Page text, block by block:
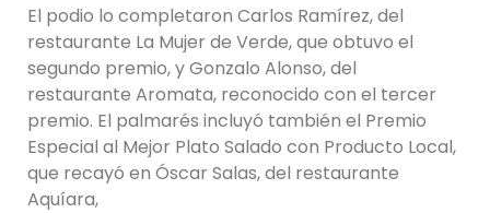
El podio lo completaron Carlos Ramírez, del
restaurante La Mujer de Verde, que obtuvo el
segundo premio, y Gonzalo Alonso, del
restaurante Aromata, reconocido con el tercer
premio. El palmarés incluyó también el Premio
Especial al Mejor Plato Salado con Producto Local,
que recayó en Óscar Salas, del restaurante
Aquíara,